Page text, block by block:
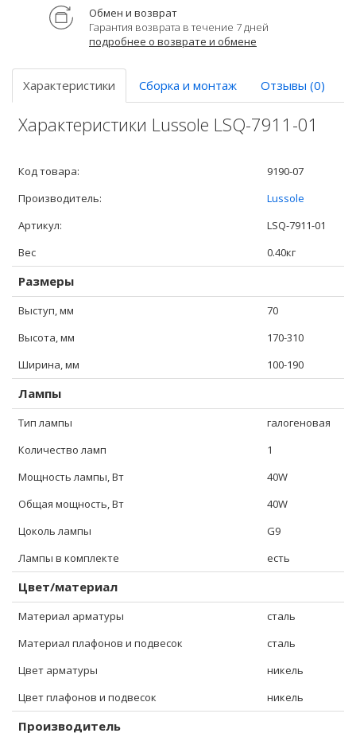
Обмен и возврат
Гарантия возврата в течение 7 дней
подробнее о возврате и обмене
Характеристики Сборка и монтаж Отзывы (0)
Характеристики Lussole LSQ-7911-01
Код товара:
9190-07
Производитель:
Lussole
Артикул:
LSQ-7911-01
Вес
0.40кг
Размеры
Выступ, мм
70
Высота, мм
170-310
Ширина, мм
100-190
Лампы
Тип лампы
галогеновая
Количество ламп
1
Мощность лампы, Вт
40W
Общая мощность, Вт
40W
Цоколь лампы
G9
Лампы в комплекте
есть
Цвет/материал
Материал арматуры
сталь
Материал плафонов и подвесок
сталь
Цвет арматуры
никель
Цвет плафонов и подвесок
никель
Производитель